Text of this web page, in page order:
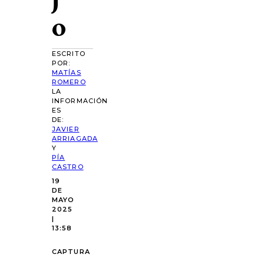
o
ESCRITO
POR:
MATÍAS
ROMERO
LA
INFORMACIÓN
ES
DE:
JAVIER
ARRIAGADA
Y
PÍA
CASTRO
19
DE
MAYO
2025
|
13:58
CAPTURA